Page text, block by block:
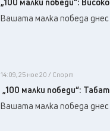
Вашата малка победа днес
14:09, 25 ное 20 / Спорт
„100 малки победи“:
Вашата малка победа днес